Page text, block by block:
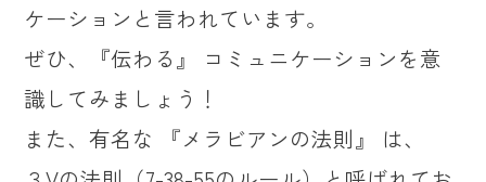
ケーションと言われています。
ぜひ、『伝わる』 コミュニケーションを意
識してみましょう！
また、有名な 『メラビアンの法則』 は、